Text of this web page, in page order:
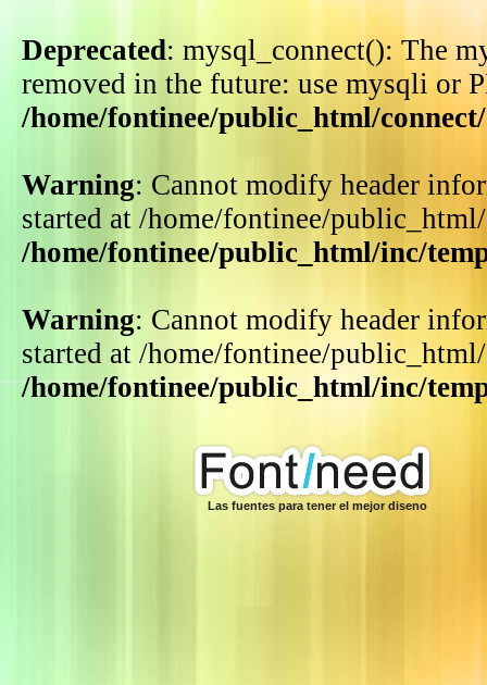
Deprecated: mysql_connect(): The
removed in the future: use mysqli or
/home/fontinee/public_html/
Warning: Cannot modify header
started at /home/fontinee/
/home/fontinee/public_html/inc/
Warning: Cannot modify header
started at /home/fontinee/
/home/fontinee/public_html/inc/
Las fuentes para tener el mejor diseno